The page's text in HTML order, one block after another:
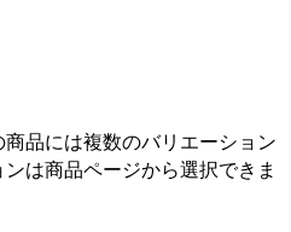
商品には複数のバリエーション
は商品ページから選択できま